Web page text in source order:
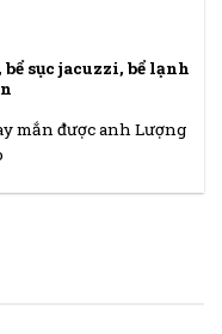
sục jacuzzi, bể lạnh
mắn được anh Lượng